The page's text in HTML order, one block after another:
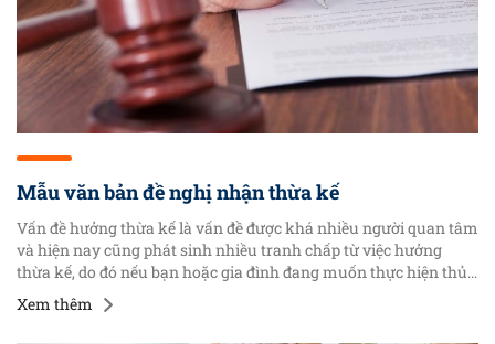
Mẫu văn bản đề nghị nhận thừa kế
Vấn đề hưởng thừa kế là vấn đề được khá nhiều người quan tâm
và hiện nay cũng phát sinh nhiều tranh chấp từ việc hưởng
thừa kế, do đó nếu bạn hoặc gia đình đang muốn thực hiện thủ
tục thừa kế và còn đang vướng mắc về trình tự, thủ tục thực
hiện thì có thể liên hệ với chúng tôi để được hỗ trợ tư vấn.
Xem thêm